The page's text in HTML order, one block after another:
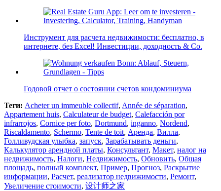
Инструмент для расчета недвижимости: бесплатно, в
интернете, без Excel! Инвестиции, доходность & Co.
Годовой отчет о состоянии счетов кондоминиума
Теги: Acheter un immeuble collectif, Année de séparation,
Appartement huis, Calculateur de budget, Calefacción por
infrarrojos, Cornice per foto, Dortmund, inganno, Nordend,
Riscaldamento, Schermo, Tente de toit, Аренда, Вилла,
Голливудская улыбка, запуск, Зарабатывать деньги,
Калькулятор арендной платы, Консультант, Макет, налог на
недвижимость, Налоги, Недвижимость, Обновить, Общая
площадь, полный комплект, Пример, Прогноз, Раскрытие
информации, Расчет, реализатор недвижимости, Ремонт,
Увеличение стоимости, 设计师之家